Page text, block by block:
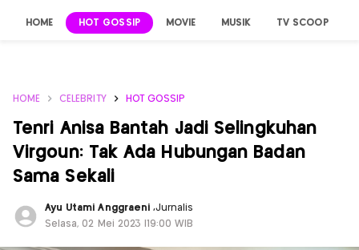
HOME HOT GOSSIP MOVIE MUSIK TV SCOOP
HOME CELEBRITY HOT GOSSIP
Tenri Anisa Bantah Jadi Selingkuhan
Virgoun: Tak Ada Hubungan Badan
Sama Sekali
Ayu Utami Anggraeni ,Jurnalis
Selasa, 02 Mei 2023 |19:00 WIB